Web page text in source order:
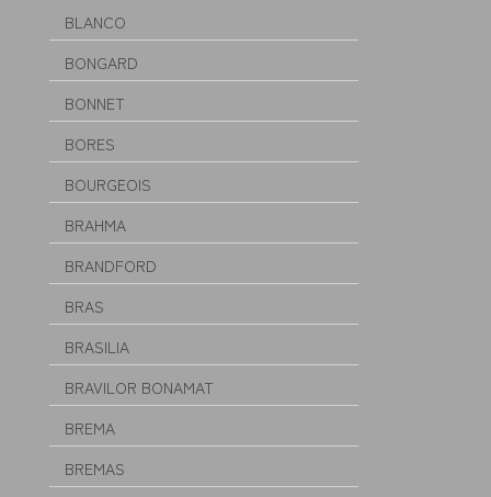
BLANCO
BONGARD
BONNET
BORES
BOURGEOIS
BRAHMA
BRANDFORD
BRAS
BRASILIA
BRAVILOR BONAMAT
BREMA
BREMAS